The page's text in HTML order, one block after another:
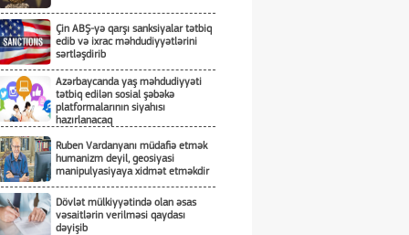
Çin ABŞ-yə qarşı sanksiyalar tətbiq
edib və ixrac məhdudiyyətlərini
sərtləşdirib
Azərbaycanda yaş məhdudiyyəti
tətbiq edilən sosial şəbəkə
platformalarının siyahısı
hazırlanacaq
Ruben Vardanyanı müdafiə etmək
humanizm deyil, geosiyasi
manipulyasiyaya xidmət etməkdir
Dövlət mülkiyyətində olan əsas
vəsaitlərin verilməsi qaydası
dəyişib